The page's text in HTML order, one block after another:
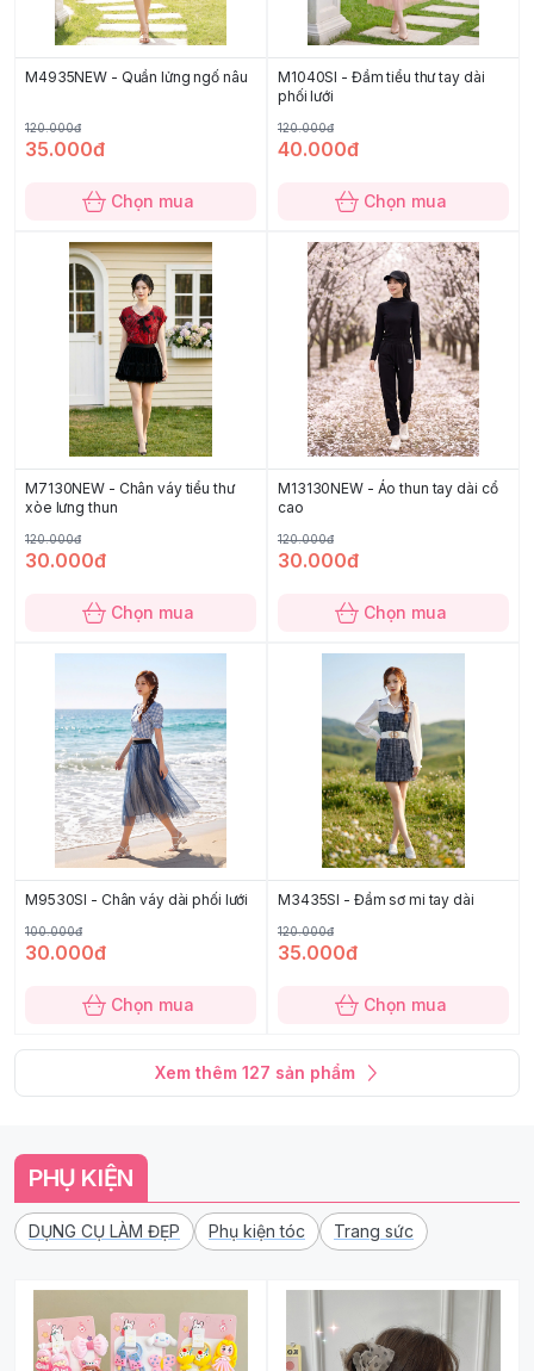
M4935NEW - Quần lửng ngố nâu
120.000đ
35.000đ
Chọn mua
M1040SI - Đầm tiểu thư tay dài
phối lưới
120.000đ
40.000đ
Chọn mua
M7130NEW - Chân váy tiểu thư
xòe lưng thun
120.000đ
30.000đ
Chọn mua
M13130NEW - Áo thun tay dài cổ
cao
120.000đ
30.000đ
Chọn mua
M9530SI - Chân váy dài phối lưới
100.000đ
30.000đ
Chọn mua
M3435SI - Đầm sơ mi tay dài
120.000đ
35.000đ
Chọn mua
Xem thêm 127 sản phẩm
PHỤ KIỆN
DỤNG CỤ LÀM ĐẸP Phụ kiện tóc Trang sức